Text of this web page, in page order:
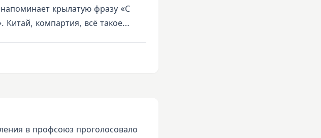
крылатую фразу «С
Китай, компартия, всё такое…
в профсоюз проголосовало